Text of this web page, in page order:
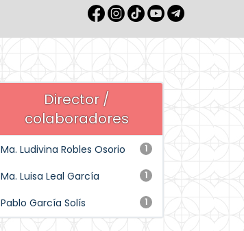
Director /
colaboradores
1
Ma. Ludivina Robles Osorio
1
Ma. Luisa Leal García
1
Pablo García Solís